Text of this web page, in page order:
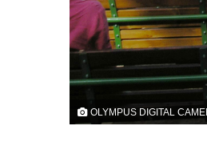
OLYMPUS DIGITAL